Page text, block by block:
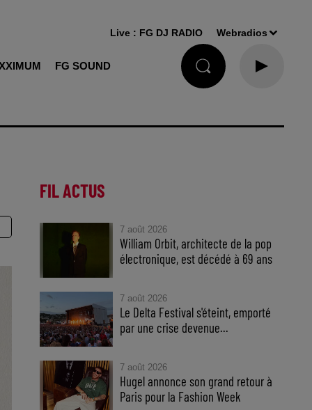
FG SOUND
Live : FG DJ RADIO Webradios
FIL ACTUS
7 août 2026
William Orbit, architecte de la pop
électronique, est décédé à 69 ans
7 août 2026
Le Delta Festival s'éteint, emporté
par une crise devenue...
7 août 2026
Hugel annonce son grand retour à
Paris pour la Fashion Week